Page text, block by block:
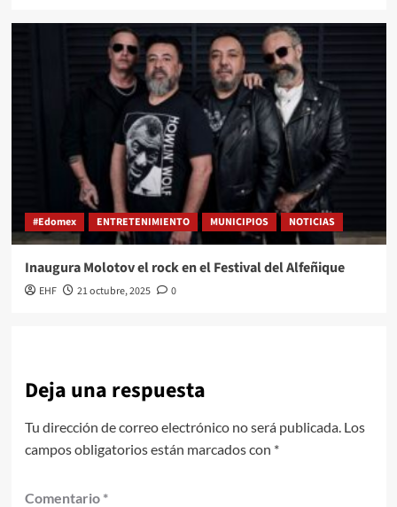
#Edomex ENTRETENIMIENTO MUNICIPIOS NOTICIAS
Inaugura Molotov el rock en el Festival del Alfeñique
EHF 21 octubre, 2025 0
Deja una respuesta
Tu dirección de correo electrónico no será publicada. Los
campos obligatorios están marcados con *
Comentario *